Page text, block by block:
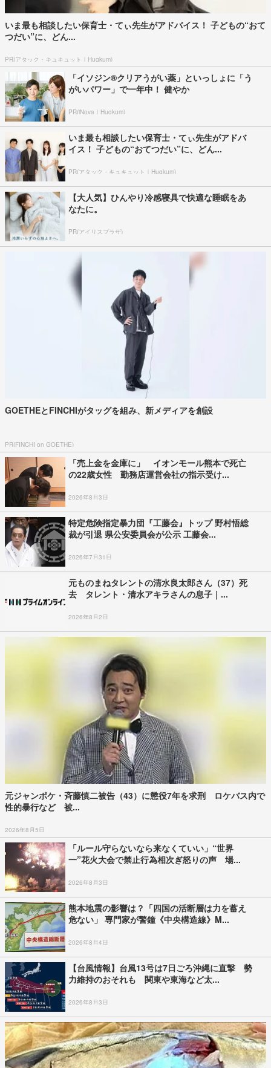
いま最も相談したい保育士・てぃ先生がアドバイス！ 子どもの“おて
つだい”に、どん...
PR(アタック・キュキュット｜Hugkum)
「イソジン®クリアうがい薬」といっしょに「う
がいパワー」で一年中！ 健やか
PR(iNova｜Hugkum)
いま最も相談したい保育士・てぃ先生がアドバ
イス！ 子どもの“おてつだい”に、どん...
PR(アタック・キュキュット｜Hugkum)
【大人気】ひんやり冷感寝具で快適な睡眠をあ
なたに。
PR(アイリスプラザ)
GOETHEとFINCHIがタッグを組み、新メディアを創設
PR(FINCHI on GOETHE)
「売上金を金庫に」 イオンモール熊本で死亡
の22歳女性 勤務店運営会社の指示受け...
2026年8月3日
特定危険指定暴力団『工藤会』トップ 野村悟総
裁が引退 県公安委員会が公示 工藤会...
2026年7月31日
元ものまねタレントの清水良太郎さん（37）死
去 タレント・清水アキラさんの息子｜...
2026年8月2日
元ジャンポケ・斉藤慎二被告（43）に懲役7年を求刑 ロケバス内で
性的暴行など 被...
2026年8月5日
「ルール守らないなら来なくていい」“世界
一”花火大会で禁止行為相次ぎ怒りの声 場...
2026年8月3日
熊本地震の影響は？「四国の活断層は力を蓄え
危ない」 専門家が警鐘《中央構造線》M...
2026年8月4日
【台風情報】台風13号は7日ごろ沖縄に直撃 勢
力維持のおそれも 関東や東海など太...
2026年8月3日